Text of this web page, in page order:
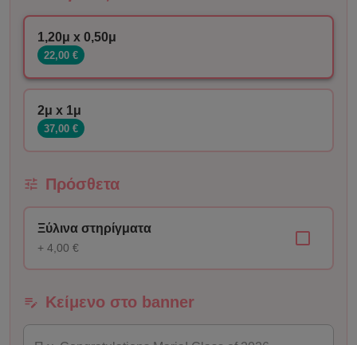
1,20μ x 0,50μ
22,00 €
2μ x 1μ
37,00 €
Πρόσθετα
Ξύλινα στηρίγματα
+ 4,00 €
Κείμενο στο banner